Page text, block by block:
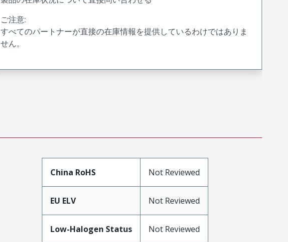
ご注意:
すべてのパートナーが直接の在庫情報を提供しているわけではありま
せん。
China RoHS Not Reviewed
EU ELV Not Reviewed
Low-Halogen Status Not Reviewed